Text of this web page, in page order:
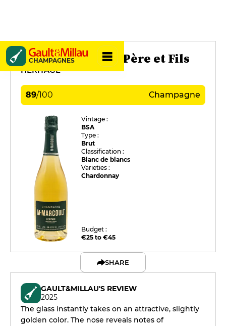
CHAMPAGNES
Michel Marcoult Père et Fils
HÉRITAGE
89/100 Champagne
Vintage :
BSA
Type :
Brut
Classification :
Blanc de blancs
Varieties :
Chardonnay
Budget :
€25 to €45
SHARE
GAULT&MILLAU'S REVIEW
2025
The glass instantly takes on an attractive, slightly
golden color. The nose reveals notes of